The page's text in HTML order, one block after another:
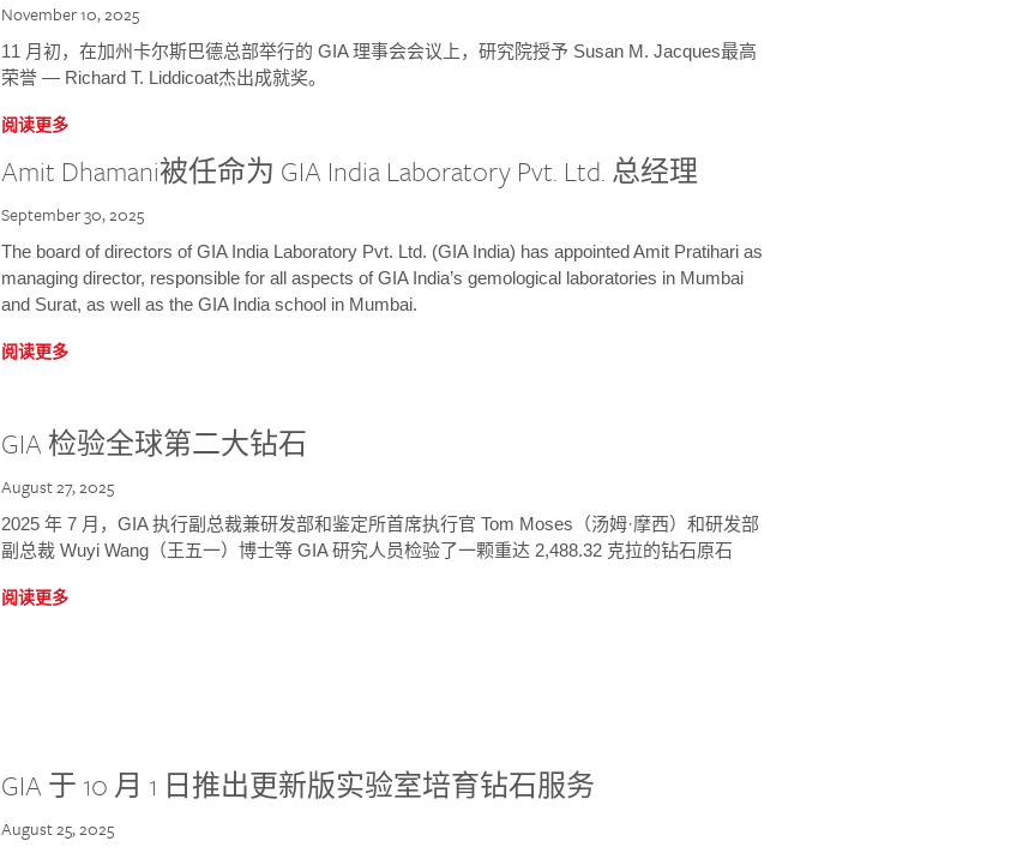
November 10, 2025
11 月初，在加州卡尔斯巴德总部举行的 GIA 理事会会议上，研究院授予 Susan M. Jacques最高
荣誉 — Richard T. Liddicoat杰出成就奖。
阅读更多
Amit Dhamani被任命为 GIA India Laboratory Pvt. Ltd. 总经理
September 30, 2025
The board of directors of GIA India Laboratory Pvt. Ltd. (GIA India) has appointed Amit Pratihari as
managing director, responsible for all aspects of GIA India’s gemological laboratories in Mumbai
and Surat, as well as the GIA India school in Mumbai.
阅读更多
GIA 检验全球第二大钻石
August 27, 2025
2025 年 7 月，GIA 执行副总裁兼研发部和鉴定所首席执行官 Tom Moses（汤姆·摩西）和研发部
副总裁 Wuyi Wang（王五一）博士等 GIA 研究人员检验了一颗重达 2,488.32 克拉的钻石原石
阅读更多
GIA 于 10 月 1 日推出更新版实验室培育钻石服务
August 25, 2025